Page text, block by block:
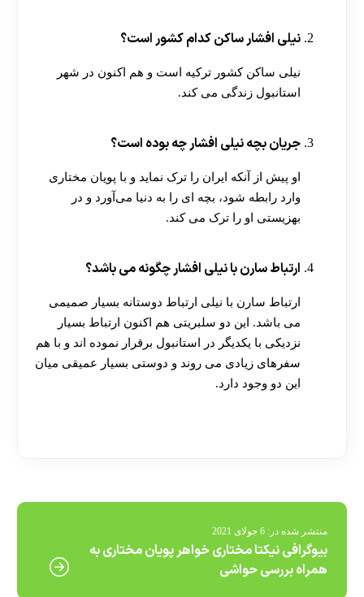
نیلی افشار ساکن کدام کشور است؟
نیلی ساکن کشور ترکیه است و هم اکنون در شهر
استانبول زندگی می کند.
جریان بچه نیلی افشار چه بوده است؟
او پیش از آنکه ایران را ترک نماید و با پویان مختاری
وارد رابطه شود، بچه ای را به دنیا می‌آورد و در
بهزیستی او را ترک می کند.
ارتباط سارن با نیلی افشار چگونه می باشد؟
ارتباط سارن با نیلی ارتباط دوستانه بسیار صمیمی
می باشد. این دو سلبریتی هم اکنون ارتباط بسیار
نزدیکی با یکدیگر در استانبول برقرار نموده اند و با هم
سفرهای زیادی می روند و دوستی بسیار عمیقی میان
این دو وجود دارد.
منتشر شده در: 6 جولای 2021
بیوگرافی نیکتا مختاری خواهر پویان مختاری به
همراه بررسی حواشی